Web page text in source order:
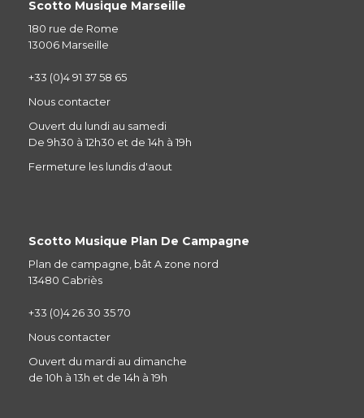
Scotto Musique Marseille
180 rue de Rome
13006 Marseille
+33 (0)4 91 37 58 65
Nous contacter
Ouvert du lundi au samedi
De 9h30 à 12h30 et de 14h à 19h
Fermeture les lundis d'aout
Scotto Musique Plan De Campagne
Plan de campagne, bât A zone nord
13480 Cabriès
+33 (0)4 26 30 35 70
Nous contacter
Ouvert du mardi au dimanche
de 10h à 13h et de 14h à 19h